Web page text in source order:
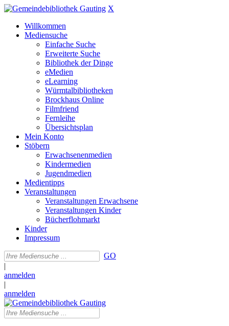
X
Willkommen
Mediensuche
Einfache Suche
Erweiterte Suche
Bibliothek der Dinge
eMedien
eLearning
Würmtalbibliotheken
Brockhaus Online
Filmfriend
Fernleihe
Übersichtsplan
Mein Konto
Stöbern
Erwachsenenmedien
Kindermedien
Jugendmedien
Medientipps
Veranstaltungen
Veranstaltungen Erwachsene
Veranstaltungen Kinder
Bücherflohmarkt
Kinder
Impressum
GO
|
anmelden
|
anmelden